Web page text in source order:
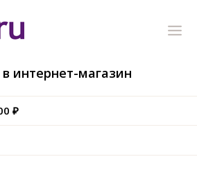
интернет-магазин
₽